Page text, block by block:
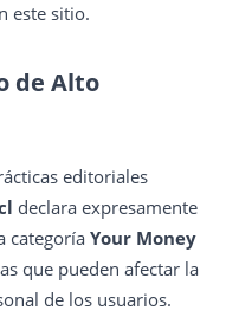
este sitio.
de Alto
editoriales
declara expresamente
categoría Your Money
que pueden afectar la
de los usuarios.